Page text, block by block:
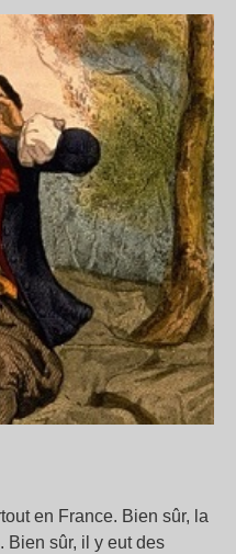
en France. Bien sûr, la
Bien sûr, il y eut des